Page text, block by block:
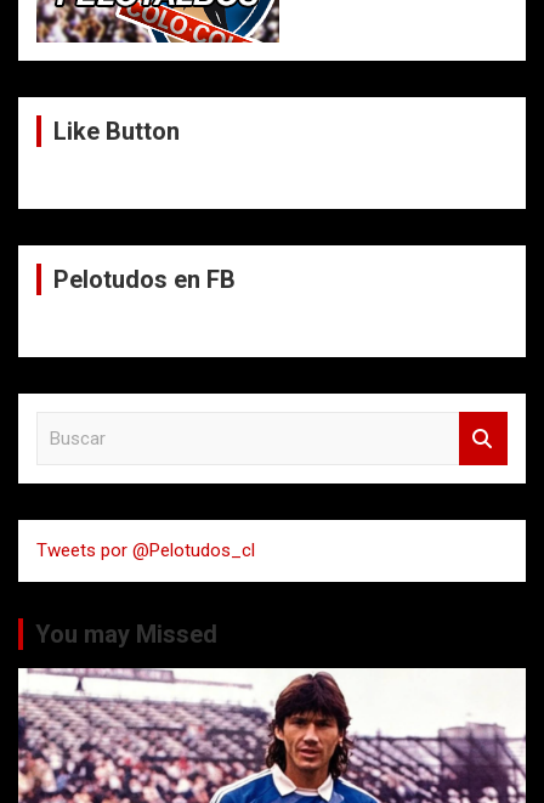
Like Button
Pelotudos en FB
a
r
Tweets por @Pelotudos_cl
You may Missed